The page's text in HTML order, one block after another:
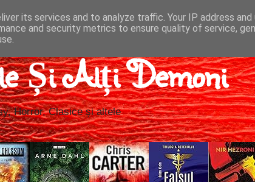
Și Alți Demoni
Horror, Clasice și altele
its services and to analyze traffic. Your IP address and
and security metrics to ensure quality of service,